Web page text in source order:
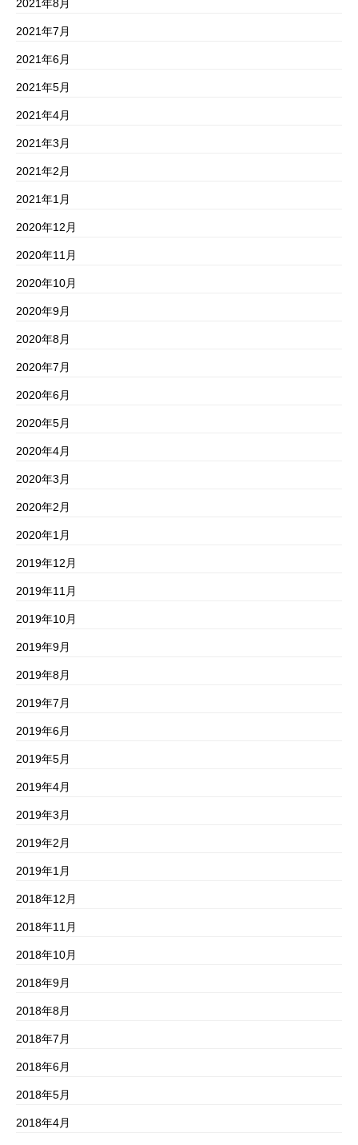
2021年8月
2021年7月
2021年6月
2021年5月
2021年4月
2021年3月
2021年2月
2021年1月
2020年12月
2020年11月
2020年10月
2020年9月
2020年8月
2020年7月
2020年6月
2020年5月
2020年4月
2020年3月
2020年2月
2020年1月
2019年12月
2019年11月
2019年10月
2019年9月
2019年8月
2019年7月
2019年6月
2019年5月
2019年4月
2019年3月
2019年2月
2019年1月
2018年12月
2018年11月
2018年10月
2018年9月
2018年8月
2018年7月
2018年6月
2018年5月
2018年4月